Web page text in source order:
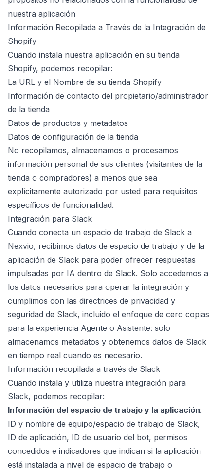
nuestra aplicación
Información Recopilada a Través de la Integración de
Shopify
Cuando instala nuestra aplicación en su tienda
Shopify, podemos recopilar:
La URL y el Nombre de su tienda Shopify
Información de contacto del propietario/administrador
de la tienda
Datos de productos y metadatos
Datos de configuración de la tienda
No recopilamos, almacenamos o procesamos
información personal de sus clientes (visitantes de la
tienda o compradores) a menos que sea
explícitamente autorizado por usted para requisitos
específicos de funcionalidad.
Integración para Slack
Cuando conecta un espacio de trabajo de Slack a
Nexvio, recibimos datos de espacio de trabajo y de la
aplicación de Slack para poder ofrecer respuestas
impulsadas por IA dentro de Slack. Solo accedemos a
los datos necesarios para operar la integración y
cumplimos con las directrices de privacidad y
seguridad de Slack, incluido el enfoque de cero copias
para la experiencia Agente o Asistente: solo
almacenamos metadatos y obtenemos datos de Slack
en tiempo real cuando es necesario.
Información recopilada a través de Slack
Cuando instala y utiliza nuestra integración para
Slack, podemos recopilar:
Información del espacio de trabajo y la aplicación:
ID y nombre de equipo/espacio de trabajo de Slack,
ID de aplicación, ID de usuario del bot, permisos
concedidos e indicadores que indican si la aplicación
está instalada a nivel de espacio de trabajo o